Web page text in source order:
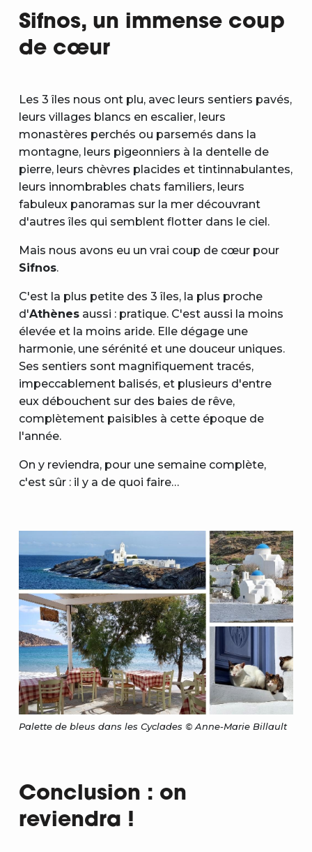
Sifnos, un immense coup
de cœur
Les 3 îles nous ont plu, avec leurs sentiers pavés,
leurs villages blancs en escalier, leurs
monastères perchés ou parsemés dans la
montagne, leurs pigeonniers à la dentelle de
pierre, leurs chèvres placides et tintinnabulantes,
leurs innombrables chats familiers, leurs
fabuleux panoramas sur la mer découvrant
d'autres îles qui semblent flotter dans le ciel.
Mais nous avons eu un vrai coup de cœur pour
Sifnos.
C'est la plus petite des 3 îles, la plus proche
d'Athènes aussi : pratique. C'est aussi la moins
élevée et la moins aride. Elle dégage une
harmonie, une sérénité et une douceur uniques.
Ses sentiers sont magnifiquement tracés,
impeccablement balisés, et plusieurs d'entre
eux débouchent sur des baies de rêve,
complètement paisibles à cette époque de
l'année.
On y reviendra, pour une semaine complète,
c'est sûr : il y a de quoi faire…
Palette de bleus dans les Cyclades © Anne-Marie Billault
Conclusion : on
reviendra !